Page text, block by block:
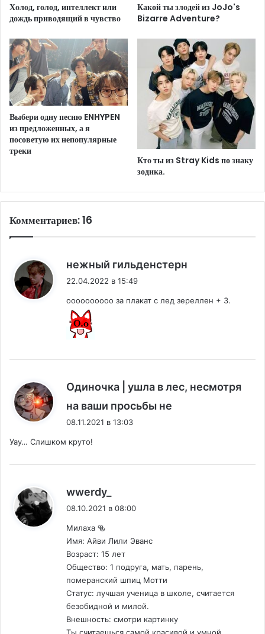
Холод, голод, интеллект или
дождь приводящий в чувство
Какой ты злодей из JoJo's
Bizarre Adventure?
Выбери одну песню ENHYPEN
из предложенных, а я
посоветую их непопулярные
треки
Кто ты из Stray Kids по знаку
зодика.
Комментариев: 16
нежный гильденстерн
22.04.2022 в 15:49
оооооооооо за плакат с лед зереллен + 3.
Одиночка | ушла в лес, несмотря
на ваши просьбы не
08.11.2021 в 13:03
Уау… Слишком круто!
wwerdy_
08.10.2021 в 08:00
Милаха 🥯
Имя: Айви Лили Эванс
Возраст: 15 лет
Общество: 1 подруга, мать, парень,
померанский шпиц Мотти
Статус: лучшая ученица в школе, считается
безобидной и милой.
Внешность: смотри картинку